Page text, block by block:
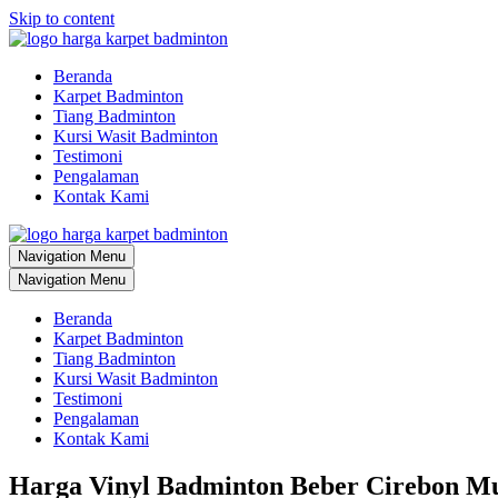
Skip to content
Beranda
Karpet Badminton
Tiang Badminton
Kursi Wasit Badminton
Testimoni
Pengalaman
Kontak Kami
Navigation Menu
Navigation Menu
Beranda
Karpet Badminton
Tiang Badminton
Kursi Wasit Badminton
Testimoni
Pengalaman
Kontak Kami
Harga Vinyl Badminton Beber Cirebon